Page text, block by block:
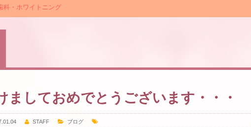
科・ホワイトニング
ましておめでとうございます・・・
STAFF ブログ